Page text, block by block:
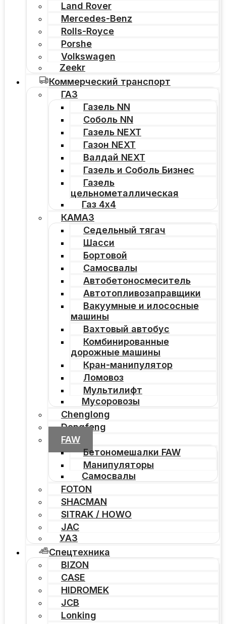
Land Rover
Mercedes-Benz
Rolls-Royce
Porshe
Volkswagen
Zeekr
Коммерческий транспорт
ГАЗ
Газель NN
Соболь NN
Газель NEXT
Газон NEXT
Валдай NEXT
Газель и Соболь Бизнес
Газель
цельнометаллическая
Газ 4х4
КАМАЗ
Седельный тягач
Шасси
Бортовой
Самосвалы
Автобетоносмеситель
Автотопливозаправщики
Вакуумные и илососные
машины
Вахтовый автобус
Комбинированные
дорожные машины
Кран-манипулятор
Ломовоз
Мультилифт
Мусоровозы
Chenglong
Dongfeng
FAW
Бетономешалки FAW
Манипуляторы
Самосвалы
FOTON
SHACMAN
SITRAK / HOWO
JAC
УАЗ
Спецтехника
BIZON
CASE
HIDROMEK
JCB
Lonking